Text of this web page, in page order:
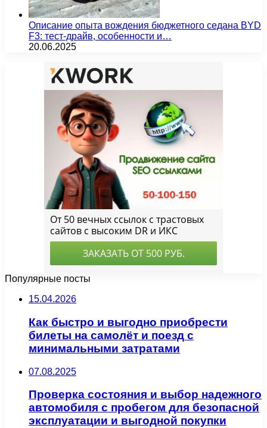
Описание опыта вождения бюджетного седана BYD
F3: тест-драйв, особенности и…
20.06.2025
Популярные посты
15.04.2026
Как быстро и выгодно приобрести
билеты на самолёт и поезд с
минимальными затратами
07.08.2025
Проверка состояния и выбор надежного
автомобиля с пробегом для безопасной
эксплуатации и выгодной покупки